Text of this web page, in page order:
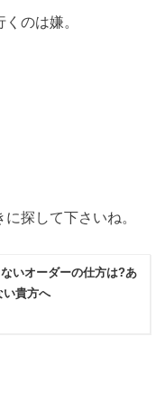
のは嫌。
探して下さいね。
いオーダーの仕方は?あ
い貴方へ